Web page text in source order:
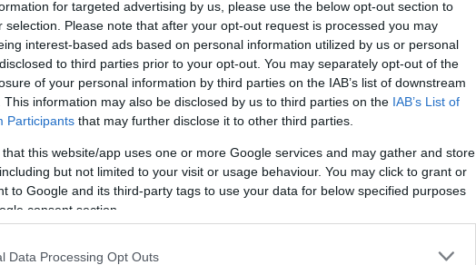
for targeted advertising by us, please use the below opt-out section to
selection. Please note that after your opt-out request is processed you may
interest-based ads based on personal information utilized by us or personal
to third parties prior to your opt-out. You may separately opt-out of the
of your personal information by third parties on the IAB’s list of downstream
This information may also be disclosed by us to third parties on the IAB’s List of
Participants that may further disclose it to other third parties.
that this website/app uses one or more Google services and may gather and store
but not limited to your visit or usage behaviour. You may click to grant or
to Google and its third-party tags to use your data for below specified purposes
consent section.
Data Processing Opt Outs